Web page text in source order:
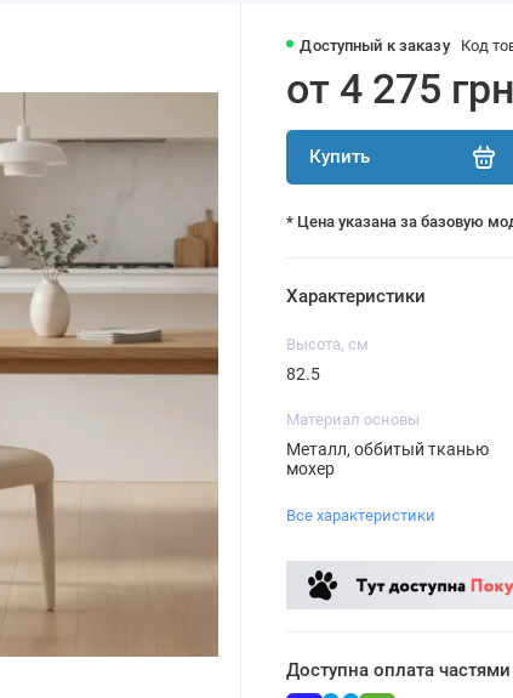
Доступный к заказу Код
от 4 275
Купить
* Цена указана за базовую
Характеристики
Высота, см
82.5
Материал основы
Металл, оббитый тканью
мохер
Все характеристики
Доступна оплата